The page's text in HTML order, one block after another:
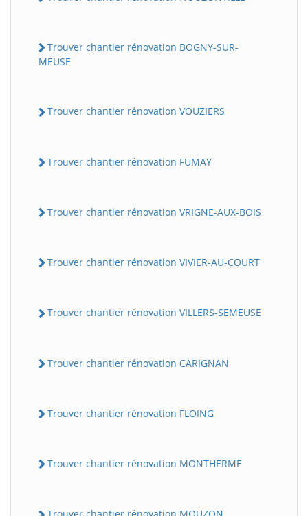
Trouver chantier rénovation BOGNY-SUR-
MEUSE
Trouver chantier rénovation VOUZIERS
Trouver chantier rénovation FUMAY
Trouver chantier rénovation VRIGNE-AUX-BOIS
Trouver chantier rénovation VIVIER-AU-COURT
Trouver chantier rénovation VILLERS-SEMEUSE
Trouver chantier rénovation CARIGNAN
Trouver chantier rénovation FLOING
Trouver chantier rénovation MONTHERME